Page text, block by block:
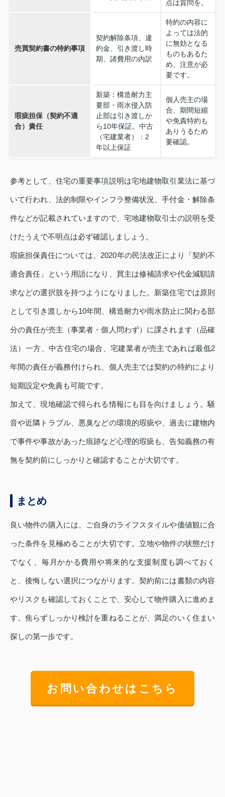
点は質問を。
売買契約書の特約事項
契約解除条項、違
約金、引き渡し時
期、諸費用の内訳
特約の内容に
よっては法的
に無効となる
ものもあるた
め、注意が必
要です。
瑕疵担保（契約不適
合）責任
新築：構造耐力主
要部・雨水侵入防
止部は引き渡しか
ら10年保証。中古
（宅建業者）：2
年以上保証
個人売主の場
合、期間短縮
や免責特約も
ありうるため
要確認。
参考として、住宅の重要事項説明は宅地建物取引業法に基づ
いて行われ、法的制限やインフラ整備状況、手付金・解除条
件などが記載されていますので、宅地建物取引士の説明を受
けたうえで不明点は必ず確認しましょう。
瑕疵担保責任については、2020年の民法改正により「契約不
適合責任」という用語になり、買主は修補請求や代金減額請
求などの選択肢を持つようになりました。新築住宅では原則
として引き渡しから10年間、構造耐力や雨水防止に関わる部
分の責任が売主（事業者・個人問わず）に課されます（品確
法）一方、中古住宅の場合、宅建業者が売主であれば最低2
年間の責任が義務付けられ、個人売主では契約の特約により
短期設定や免責も可能です。
加えて、現地確認で得られる情報にも目を向けましょう。騒
音や近隣トラブル、悪臭などの環境的瑕疵や、過去に建物内
で事件や事故があった痕跡など心理的瑕疵も、告知義務の有
無を契約前にしっかりと確認することが大切です。
まとめ
良い物件の購入には、ご自身のライフスタイルや価値観に合
った条件を見極めることが大切です。立地や物件の状態だけ
でなく、毎月かかる費用や将来的な支援制度も調べておく
と、後悔しない選択につながります。契約前には書類の内容
やリスクも確認しておくことで、安心して物件購入に進めま
す。焦らずしっかり検討を重ねることが、満足のいく住まい
探しの第一歩です。
お問い合わせはこちら